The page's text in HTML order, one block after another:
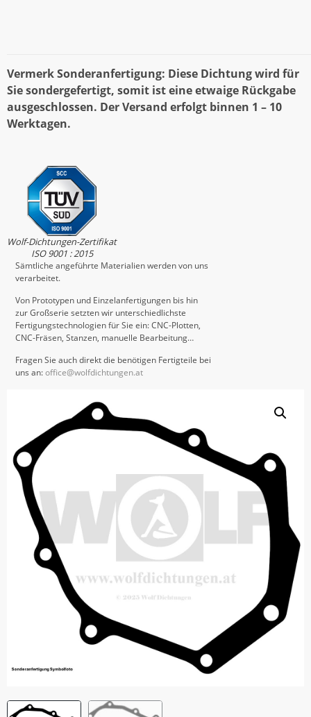
Vermerk Sonderanfertigung: Diese Dichtung wird für
Sie sondergefertigt, somit ist eine etwaige Rückgabe
ausgeschlossen. Der Versand erfolgt binnen 1 – 10
Werktagen.
Wolf-Dichtungen-Zertifikat
ISO 9001 : 2015
Sämtliche angeführte Materialien werden von uns
verarbeitet.
Von Prototypen und Einzelanfertigungen bis hin
zur Großserie setzten wir unterschiedlichste
Fertigungstechnologien für Sie ein: CNC-Plotten,
CNC-Fräsen, Stanzen, manuelle Bearbeitung…
Fragen Sie auch direkt die benötigen Fertigteile bei
uns an:office@wolfdichtungen.at